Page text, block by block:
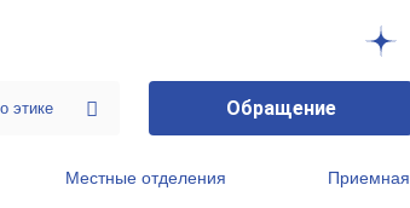
Обращение
Местные отделения Приемная